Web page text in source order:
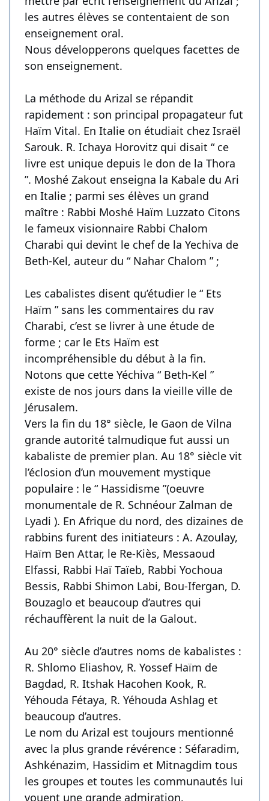
les autres élèves se contentaient de son
enseignement oral.
Nous développerons quelques facettes de
son enseignement.
La méthode du Arizal se répandit
rapidement : son principal propagateur fut
Haïm Vital. En Italie on étudiait chez Israël
Sarouk. R. Ichaya Horovitz qui disait “ ce
livre est unique depuis le don de la Thora
”. Moshé Zakout enseigna la Kabale du Ari
en Italie ; parmi ses élèves un grand
maître : Rabbi Moshé Haïm Luzzato Citons
le fameux visionnaire Rabbi Chalom
Charabi qui devint le chef de la Yechiva de
Beth-Kel, auteur du “ Nahar Chalom ” ;
Les cabalistes disent qu’étudier le “ Ets
Haïm ” sans les commentaires du rav
Charabi, c’est se livrer à une étude de
forme ; car le Ets Haïm est
incompréhensible du début à la fin.
Notons que cette Yéchiva “ Beth-Kel ”
existe de nos jours dans la vieille ville de
Jérusalem.
Vers la fin du 18° siècle, le Gaon de Vilna
grande autorité talmudique fut aussi un
kabaliste de premier plan. Au 18° siècle vit
l’éclosion d’un mouvement mystique
populaire : le “ Hassidisme ”(oeuvre
monumentale de R. Schnéour Zalman de
Lyadi ). En Afrique du nord, des dizaines de
rabbins furent des initiateurs : A. Azoulay,
Haïm Ben Attar, le Re-Kiès, Messaoud
Elfassi, Rabbi Haï Taïeb, Rabbi Yochoua
Bessis, Rabbi Shimon Labi, Bou-Ifergan, D.
Bouzaglo et beaucoup d’autres qui
réchauffèrent la nuit de la Galout.
Au 20° siècle d’autres noms de kabalistes :
R. Shlomo Eliashov, R. Yossef Haïm de
Bagdad, R. Itshak Hacohen Kook, R.
Yéhouda Fétaya, R. Yéhouda Ashlag et
beaucoup d’autres.
Le nom du Arizal est toujours mentionné
avec la plus grande révérence : Séfaradim,
Ashkénazim, Hassidim et Mitnagdim tous
les groupes et toutes les communautés lui
vouent une grande admiration.